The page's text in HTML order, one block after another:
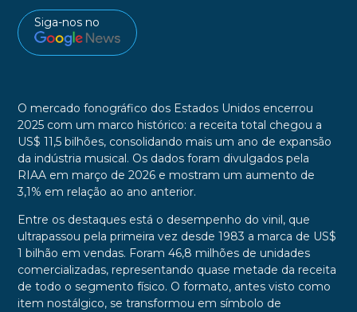
Siga-nos no
O mercado fonográfico dos Estados Unidos encerrou
2025 com um marco histórico: a receita total chegou a
US$ 11,5 bilhões, consolidando mais um ano de expansão
da indústria musical. Os dados foram divulgados pela
RIAA em março de 2026 e mostram um aumento de
3,1% em relação ao ano anterior.
Entre os destaques está o desempenho do vinil, que
ultrapassou pela primeira vez desde 1983 a marca de US$
1 bilhão em vendas. Foram 46,8 milhões de unidades
comercializadas, representando quase metade da receita
de todo o segmento físico. O formato, antes visto como
item nostálgico, se transformou em símbolo de